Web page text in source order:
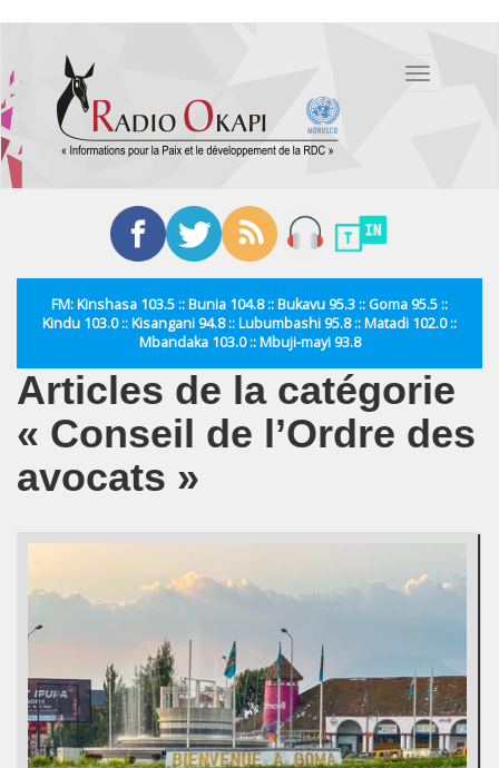
contenu
principal
Toggle
FM: Kinshasa 103.5 :: Bunia 104.8 :: Bukavu 95.3 :: Goma 95.5 ::
Kindu 103.0 :: Kisangani 94.8 :: Lubumbashi 95.8 :: Matadi 102.0 ::
Mbandaka 103.0 :: Mbuji-mayi 93.8
Articles de la catégorie
« Conseil de l’Ordre des
avocats »